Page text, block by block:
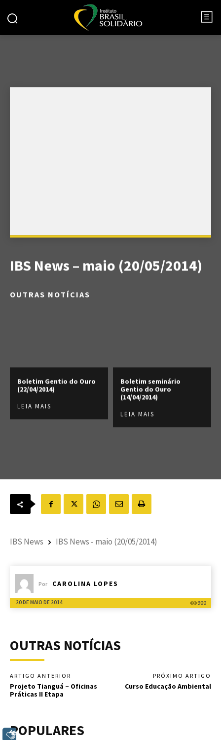
IBS News – maio (20/05/2014)
OUTRAS NOTÍCIAS
Boletim Gentio do Ouro
(22/04/2014)
LEIA MAIS
Boletim seminário
Gentio do Ouro
(14/04/2014)
LEIA MAIS
IBS News IBS News - maio (20/05/2014)
Por CAROLINA LOPES
20 DE MAIO DE 2014 900
OUTRAS NOTÍCIAS
ARTIGO ANTERIOR
Projeto Tianguá – Oficinas
Práticas II Etapa
PRÓXIMO ARTIGO
Curso Educação Ambiental
POPULARES
Libras